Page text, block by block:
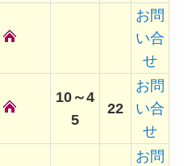
お問
い合
せ
10～4
5
22
お問
い合
せ
お問